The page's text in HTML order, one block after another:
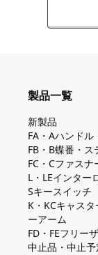
製品一覧
新製品
FA・Aハンド
FB・B蝶番・ス
FC・Cファス
L・LEインター
Sキースイッチ
K・KCキャス
ーアーム
FD・FEフリー
中止品・中止予